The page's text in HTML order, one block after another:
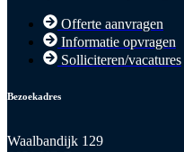
Offerte aanvragen
Informatie opvragen
Solliciteren/vacatures
Bezoekadres
Waalbandijk 129